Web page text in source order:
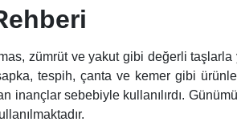
zümrüt ve yakut gibi değerli taşlarla
tespih, çanta ve kemer gibi
sebebiyle kullanılırdı.